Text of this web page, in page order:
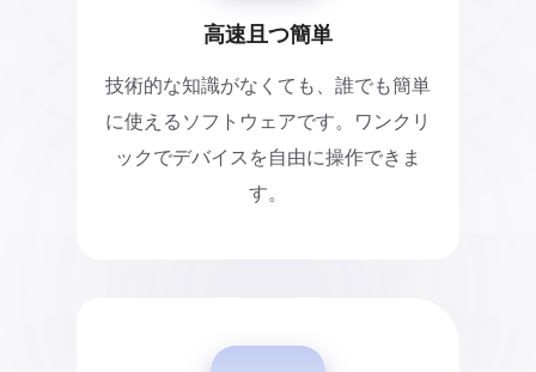
高速且つ簡単
技術的な知識がなくても、誰でも簡単
に使えるソフトウェアです。ワンクリ
ックでデバイスを自由に操作できま
す。